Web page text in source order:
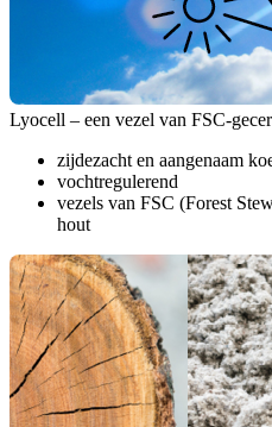
Lyocell – een vezel van FSC-
zijdezacht en aangenaam
vochtregulerend
vezels van FSC (Forest
hout